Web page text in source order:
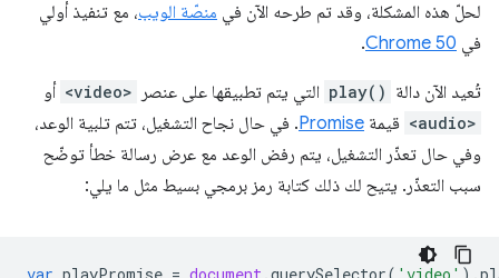
لحلّ هذه المشكلة، وقد تم طرحه الآن في منصّة الويب، مع تنفيذ أولي
في Chrome 50
.
تُعيد الآن دالة play() التي يتم تطبيقها على عنصر <video> أو
<audio> قيمة Promise. في حال نجاح التشغيل، تتم تلبية الوعد،
وفي حال تعذّر التشغيل، يتم رفض الوعد مع عرض رسالة خطأ توضّح
سبب التعذّر. يتيح لك ذلك كتابة رمز برمجي بسيط مثل ما يلي: